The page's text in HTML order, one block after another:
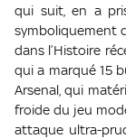
qui suit, en a
symboliquement
dans l’Histoire
qui a marqué 15
Arsenal, qui
froide du jeu
attaque ultra-